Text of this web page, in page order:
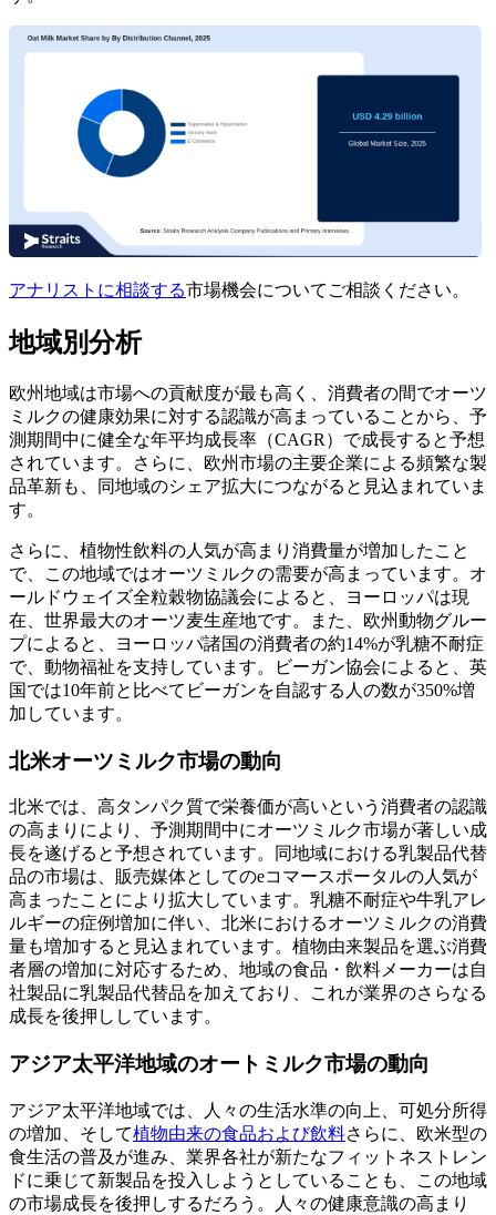
アナリストに相談する市場機会についてご相談ください。
地域別分析
欧州地域は市場への貢献度が最も高く、消費者の間でオーツ
ミルクの健康効果に対する認識が高まっていることから、予
測期間中に健全な年平均成長率（CAGR）で成長すると予想
されています。さらに、欧州市場の主要企業による頻繁な製
品革新も、同地域のシェア拡大につながると見込まれていま
す。
さらに、植物性飲料の人気が高まり消費量が増加したこと
で、この地域ではオーツミルクの需要が高まっています。オ
ールドウェイズ全粒穀物協議会によると、ヨーロッパは現
在、世界最大のオーツ麦生産地です。また、欧州動物グルー
プによると、ヨーロッパ諸国の消費者の約14%が乳糖不耐症
で、動物福祉を支持しています。ビーガン協会によると、英
国では10年前と比べてビーガンを自認する人の数が350%増
加しています。
北米オーツミルク市場の動向
北米では、高タンパク質で栄養価が高いという消費者の認識
の高まりにより、予測期間中にオーツミルク市場が著しい成
長を遂げると予想されています。同地域における乳製品代替
品の市場は、販売媒体としてのeコマースポータルの人気が
高まったことにより拡大しています。乳糖不耐症や牛乳アレ
ルギーの症例増加に伴い、北米におけるオーツミルクの消費
量も増加すると見込まれています。植物由来製品を選ぶ消費
者層の増加に対応するため、地域の食品・飲料メーカーは自
社製品に乳製品代替品を加えており、これが業界のさらなる
成長を後押ししています。
アジア太平洋地域のオートミルク市場の動向
アジア太平洋地域では、人々の生活水準の向上、可処分所得
の増加、そして植物由来の食品および飲料さらに、欧米型の
食生活の普及が進み、業界各社が新たなフィットネストレン
ドに乗じて新製品を投入しようとしていることも、この地域
の市場成長を後押しするだろう。人々の健康意識の高まり